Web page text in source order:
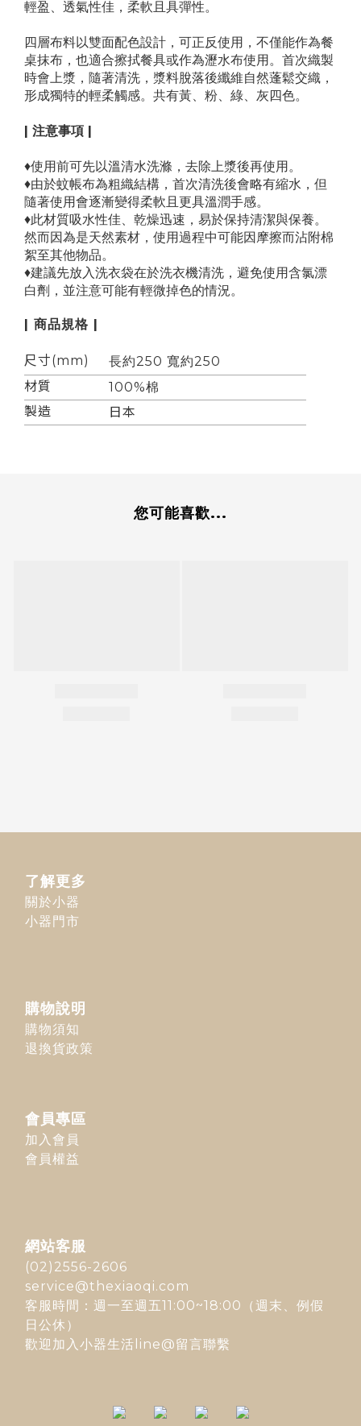
輕盈、透氣性佳，柔軟且具彈性。
四層布料以雙面配色設計，可正反使用，不僅能作為餐
桌抹布，也適合擦拭餐具或作為瀝水布使用。首次織製
時會上漿，隨著清洗，漿料脫落後纖維自然蓬鬆交織，
形成獨特的輕柔觸感。共有黃、粉、綠、灰四色。
| 注意事項 |
♦使用前可先以溫清水洗滌，去除上漿後再使用。
♦由於蚊帳布為粗織結構，首次清洗後會略有縮水，但
隨著使用會逐漸變得柔軟且更具溫潤手感。
♦此材質吸水性佳、乾燥迅速，易於保持清潔與保養。
然而因為是天然素材，使用過程中可能因摩擦而沾附棉
絮至其他物品。
♦建議先放入洗衣袋在於洗衣機清洗，避免使用含氯漂
白劑，並注意可能有輕微掉色的情況。
| 商品規格 |
尺寸(mm)
長約250 寬約250
材質
100%棉
製造
日本
您可能喜歡...
了解更多
關於小器
小器門市
購物說明
購物須知
退換貨政策
會員專區
加入會員
會員權益
網站客服
(02)2556-2606
service@thexiaoqi.com
客服時間：週一至週五11:00~18:00（週末、例假
日公休）
歡迎加入 小器生活line@留言聯繫